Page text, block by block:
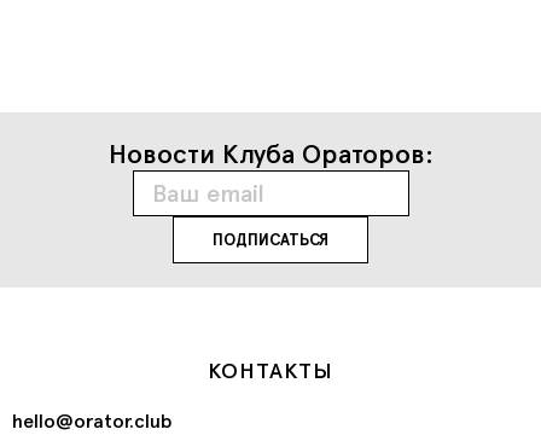
Новости Клуба Ораторов:
КОНТАКТЫ
hello@orator.club